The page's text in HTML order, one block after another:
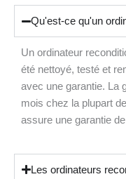
Qu'est-ce qu'un
Un ordinateur
été nettoyé, testé et
avec une garantie. La
mois chez la plupart
assure une garantie
Les ordinateurs